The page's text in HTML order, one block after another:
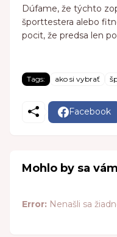
Dúfame, že týchto
športtestera alebo
pocit, že predsa len
Tags: ako si vybrať
Facebook
Mohlo by sa
Error: Nenašli sa